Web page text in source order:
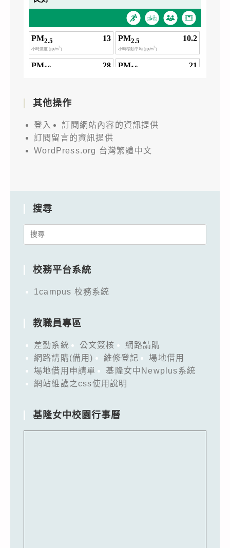
其他操作
登入
訂閱網站內容的資訊提供
訂閱留言的資訊提供
WordPress.org 台灣繁體中文
搜尋
Search
校務平台系統
1campus 校務系統
教職員專區
差勤系統 公文簽核
網路請購
網路請購(備用)
維修登記
場地借用
場地借用申請單
基隆女中Newplus系統
網站維護之css使用說明
基隆女中校園行事曆